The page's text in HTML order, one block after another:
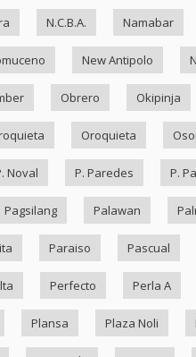
N.C.B.A. Namabar
New Antipolo
Obrero Okipinja
Oroquieta
Noval P. Paredes P.
Pagsilang Palawan
Paraiso Pascual
Perfecto Perla A
Plansa Plaza Noli